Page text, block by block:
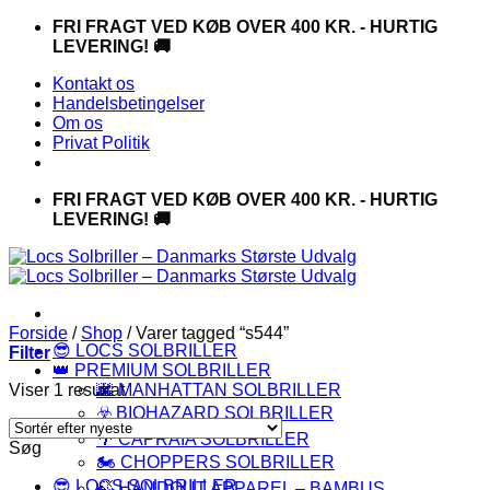
FortsætFRI FRAGT VED KØB OVER 400 KR. - HURTIG
LEVERING! 🚚
Kontakt os
Handelsbetingelser
Om os
Privat Politik
FRI FRAGT VED KØB OVER 400 KR. - HURTIG
LEVERING! 🚚
😎 LOCS SOLBRILLER
👑 PREMIUM SOLBRILLER
🌆 MANHATTAN SOLBRILLER
☣️ BIOHAZARD SOLBRILLER
🌴 CAPRAIA SOLBRILLER
🏍️ CHOPPERS SOLBRILLER
Forside / Shop /Varer tagged “s544”
Filter
Viser 1 resultat
Søg
😎 LOCS SOLBRILLER